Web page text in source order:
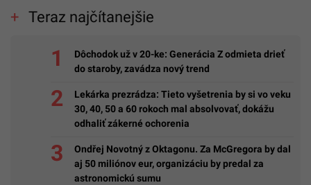
Teraz najčítanejšie
Dôchodok už v 20-ke: Generácia Z odmieta drieť
do staroby, zavádza nový trend
Lekárka prezrádza: Tieto vyšetrenia by si vo veku
30, 40, 50 a 60 rokoch mal absolvovať, dokážu
odhaliť zákerné ochorenia
Ondřej Novotný z Oktagonu. Za McGregora by dal
aj 50 miliónov eur, organizáciu by predal za
astronomickú sumu